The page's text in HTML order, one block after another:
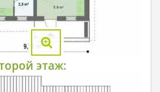
этаж: